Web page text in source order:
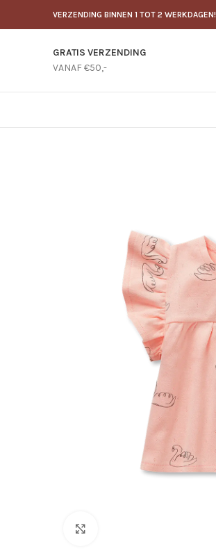
VERZENDING BINNEN 1 TOT 2 WERKDAGEN!
GRATIS VERZENDING
VANAF €50,-